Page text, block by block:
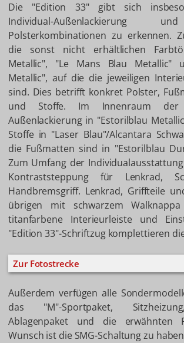
Die "Edition 33" gibt sich
Individual-Außenlackierung
Polsterkombinationen zu erkennen.
die sonst nicht erhältlichen
Metallic", "Le Mans Blau Metallic"
Metallic", auf die die jeweiligen
sind. Dies betrifft konkret Polster,
und Stoffe. Im Innenraum
Außenlackierung in "Estorilblau
Stoffe in "Laser Blau"/Alcantara
die Fußmatten sind in "Estorilblau
Zum Umfang der
Kontraststeppung für Lenkrad,
Handbremsgriff. Lenkrad, Griffteile
übrigen mit schwarzem
titanfarbene Interieurleiste und
"Edition 33"-Schriftzug komplettieren
Zur Fotostrecke
Außerdem verfügen alle
das "M"-Sportpaket,
Ablagenpaket und die erwähnten
Wunsch ist die SMG-Schaltung zu